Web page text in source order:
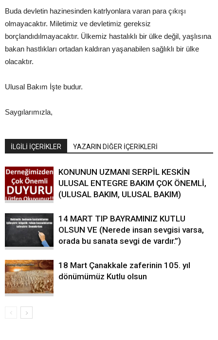
Buda devletin hazinesinden katrlyonlara varan para çıkışı
olmayacaktır. Miletimiz ve devletimiz gereksiz
borçlandıdılmayacaktır. Ülkemiz hastalıklı bir ülke değil, yaşlısına
bakan hastlıkları ortadan kaldıran yaşanabilen sağlıklı bir ülke
olacaktır.
Ulusal Bakım İşte budur.
Saygılarımızla,
İLGİLİ İÇERİKLER YAZARIN DİĞER İÇERİKLERİ
KONUNUN UZMANI SERPİL KESKİN
ULUSAL ENTEGRE BAKIM ÇOK ÖNEMLİ,
(ULUSAL BAKIM, ULUSAL BAKIM)
14 MART TIP BAYRAMINIZ KUTLU
OLSUN VE (Nerede insan sevgisi varsa,
orada bu sanata sevgi de vardır.”)
18 Mart Çanakkale zaferinin 105. yıl
dönümümüz Kutlu olsun